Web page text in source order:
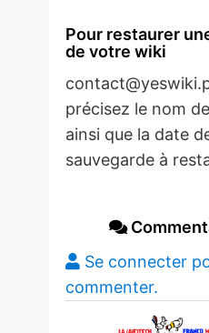
Pour restaurer
de votre wiki
précisez le nom
ainsi que la date
sauvegarde à
Se connecter
commenter.